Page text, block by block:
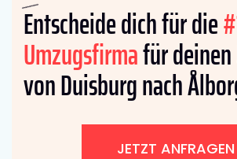
Entscheide dich für die
Umzugsfirmafür
von Duisburg nach
JETZT ANFRAGEN